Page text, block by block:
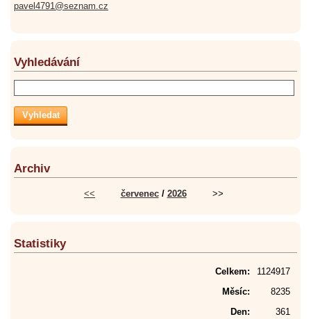
pavel4791@seznam.cz
Vyhledávání
Archiv
<< červenec/ 2026 >>
Statistiky
Celkem:
1124917
Měsíc:
8235
Den:
361